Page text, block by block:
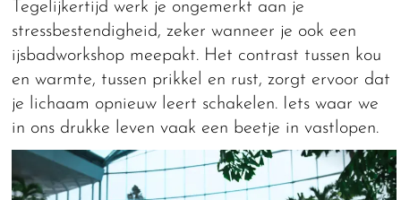
Tegelijkertijd werk je ongemerkt aan je
stressbestendigheid, zeker wanneer je ook een
ijsbadworkshop meepakt. Het contrast tussen kou
en warmte, tussen prikkel en rust, zorgt ervoor dat
je lichaam opnieuw leert schakelen. Iets waar we
in ons drukke leven vaak een beetje in vastlopen.